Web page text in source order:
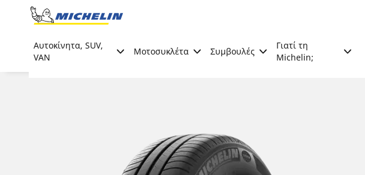
Go to page content
Αυτοκίνητα, SUV,
VAN
Μοτοσυκλέτα Συμβουλές
Γιατί τη
Michelin;